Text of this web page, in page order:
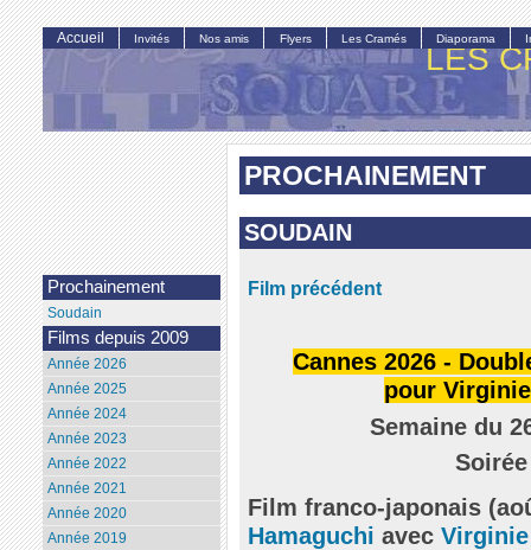
LES
PROCHAINEMENT
SOUDAIN
Film précédent
Cannes 2026 -
pour
Semaine du
Film franco-japonais
Hamaguchi avec
Accueil Invités Nos amis Flyers Les Cramés Diaporama
Prochainement
Soudain
Films depuis 2009
Année 2026
Année 2025
Année 2024
Année 2023
Année 2022
Année 2021
Année 2020
Année 2019